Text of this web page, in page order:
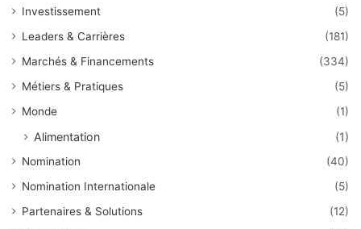
Investissement
(5)
Leaders & Carrières
(181)
Marchés & Financements
(334)
Métiers & Pratiques
(5)
Monde
(1)
Alimentation (1)
Nomination
(40)
Nomination Internationale
(5)
Partenaires & Solutions
(12)